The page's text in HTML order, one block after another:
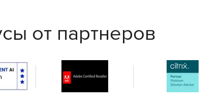
от партнеров